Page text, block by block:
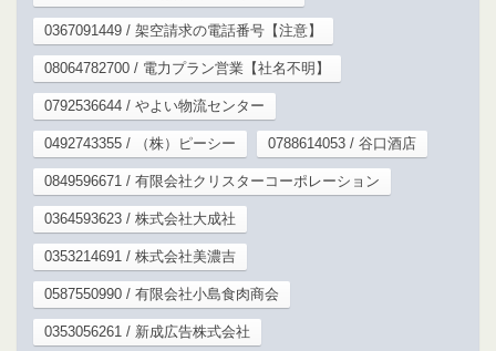
0367091449 / 架空請求の電話番号【注意】
08064782700 / 電力プラン営業【社名不明】
0792536644 / やよい物流センター
0492743355 / （株）ピーシー 0788614053 / 谷口酒店
0849596671 / 有限会社クリスターコーポレーション
0364593623 / 株式会社大成社
0353214691 / 株式会社美濃吉
0587550990 / 有限会社小島食肉商会
0353056261 / 新成広告株式会社